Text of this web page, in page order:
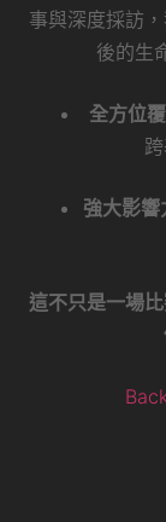
事與深度採訪
後的生
全方位
強大影響
這不只是一場